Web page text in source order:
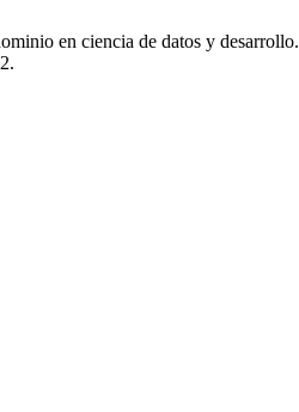
en ciencia de datos y desarrollo.